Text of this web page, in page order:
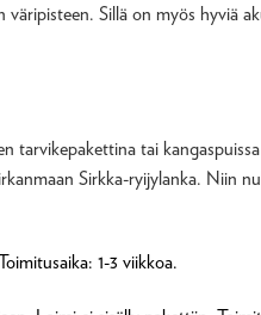
Sillä on myös hyviä
tarvikepakettina tai
Sirkka-ryijylanka. Niin
1-3 viikkoa.